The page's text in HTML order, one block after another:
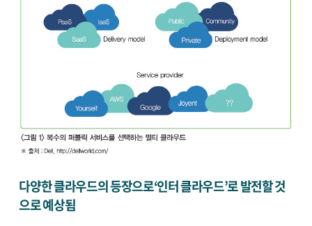
다양한 클라우드의 등장으로‘인터 클라우드’로 발전할 것
으로 예상됨